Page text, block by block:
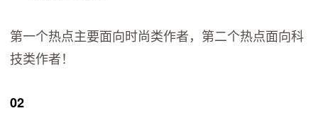
第一个热点主要面向时尚类作者，第二个热点面向科
技类作者！
02